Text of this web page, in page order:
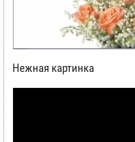
Нежная картинка